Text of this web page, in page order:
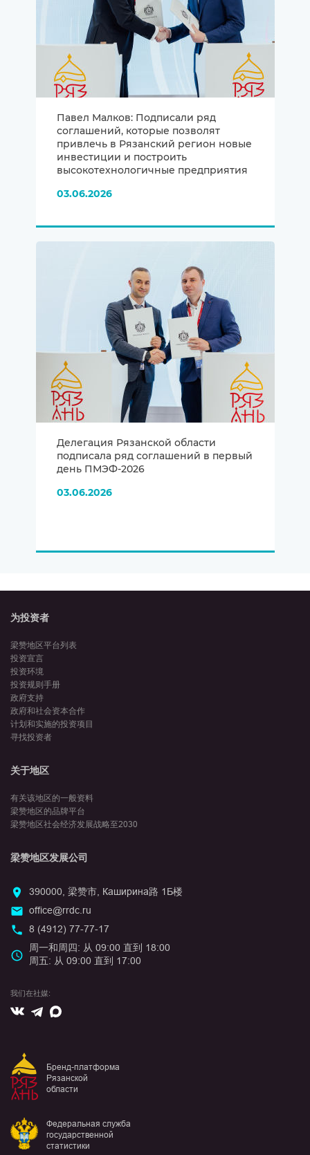
Павел Малков: Подписали ряд
соглашений, которые позволят
привлечь в Рязанский регион новые
инвестиции и построить
высокотехнологичные предприятия
03.06.2026
Делегация Рязанской области
подписала ряд соглашений в первый
день ПМЭФ-2026
03.06.2026
为投资者
梁赞地区平台列表
投资宣言
投资环境
投资规则手册
政府支持
政府和社会资本合作
计划和实施的投资项目
寻找投资者
关于地区
有关该地区的一般资料
梁赞地区的品牌平台
梁赞地区社会经济发展战略至2030
梁赞地区发展公司
390000, 梁赞市, Каширина路 1Б楼
office@rrdc.ru
8 (4912) 77-77-17
周一和周四: 从 09:00 直到 18:00
周五: 从 09:00 直到 17:00
我们在社媒:
Вконтакте
Telegram
Max
Бренд-платформа
Рязанской
области
Федеральная служба
государственной
статистики